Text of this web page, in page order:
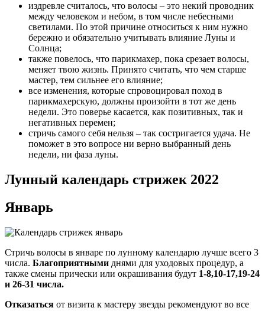
издревле считалось, что волосы – это некий проводник
между человеком и небом, в том числе небесными
светилами. По этой причине относиться к ним нужно
бережно и обязательно учитывать влияние Луны и
Солнца;
также повелось, что парикмахер, пока срезает волосы,
меняет твою жизнь. Принято считать, что чем старше
мастер, тем сильнее его влияние;
все изменения, которые спровоцировал поход в
парикмахерскую, должны произойти в тот же день
недели. Это поверье касается, как позитивных, так и
негативных перемен;
стричь самого себя нельзя – так состригается удача. Не
поможет в это вопросе ни верно выбранный день
недели, ни фаза луны.
Лунный календарь стрижек 2022
Январь
Стричь волосы в январе по лунному календарю лучше всего 3
числа. Благоприятными днями для уходовых процедур, а
также смены прически или окрашивания будут 1-8,10-17,19-24
и 26-31 числа.
Отказаться от визита к мастеру звезды рекомендуют во все